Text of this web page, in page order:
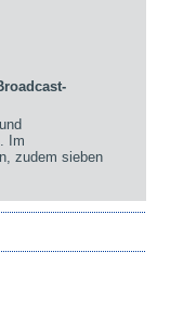
Im
zudem sieben